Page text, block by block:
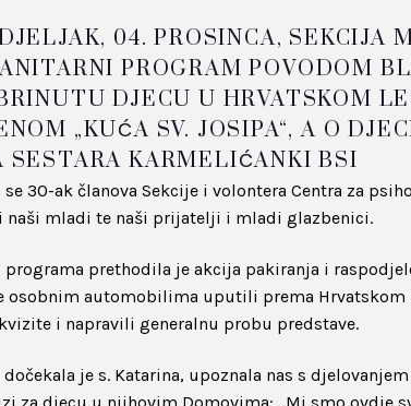
04. PROSINCA, SEKCIJA
PROGRAM POVODOM
DJECU U HRVATSKOM
„KUĆA SV. JOSIPA“, A O
SESTARA KARMELIĆANKI BSI
30-ak članova Sekcije i volontera Centra za
naši mladi te naši prijatelji i mladi glazbenici.
programa prethodila je akcija pakiranja i
osobnim automobilima uputili prema
i napravili generalnu probu predstave.
dočekala je s. Katarina, upoznala nas s